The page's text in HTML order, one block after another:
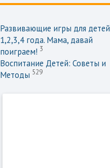
Развивающие игры для детей
1,2,3,4 года. Мама, давай
поиграем! 3
Воспитание Детей: Советы и
Методы 529